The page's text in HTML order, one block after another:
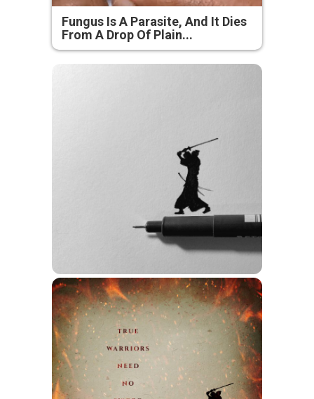
Fungus Is A Parasite, And It Dies
From A Drop Of Plain...